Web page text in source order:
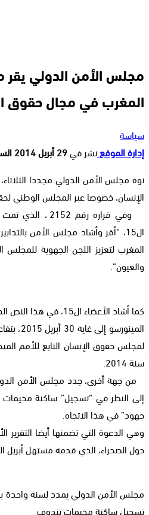
مجلس الأمن الدولي يقر
المغرب في مجال حقوق
سياسة
إدارة الموقعنشر في29 أبريل 2014 الساعة 21 و 21 دقيقة
نوه مجلس الأمن الدولي مجددا
الإنسان، خصوصا عبر المجلس الوطني
وفي قراره رقم
ال15، “أقر وأشاد مجلس الأمن
المغرب لتعزيز اللجن الجهوية للمجلس
والعيون”.
كما أشاد الأعضاء
لمجلس حقوق الإنسان التابع للأمم
سنة 2014.
من جهة أخرى، جدد مجلس الأمن
إلى النظر في “تسجيل” ساكنة مخيمات
جهود” في هذا الاتجاه.
وهي الدعوة التي تضمنها أيضا التقرير
حول الصحراء، الذي قدمه مستهل أبريل
مجلس الأمن الدولي يمدد لسنة واحدة
تسجيل ساكنة مخيمات تندوف